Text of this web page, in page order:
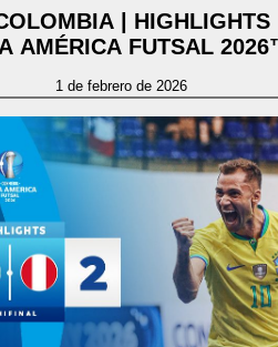
|
AMÉRICA FUTSAL
1 de febrero de 2026